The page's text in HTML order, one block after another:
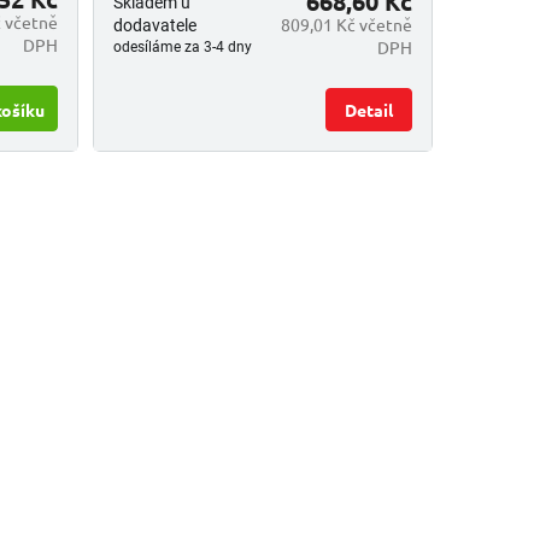
včetně
DPH
dodavatele
odesíláme za 3-4 dny
809,01 Kč včetně
DPH
Detail